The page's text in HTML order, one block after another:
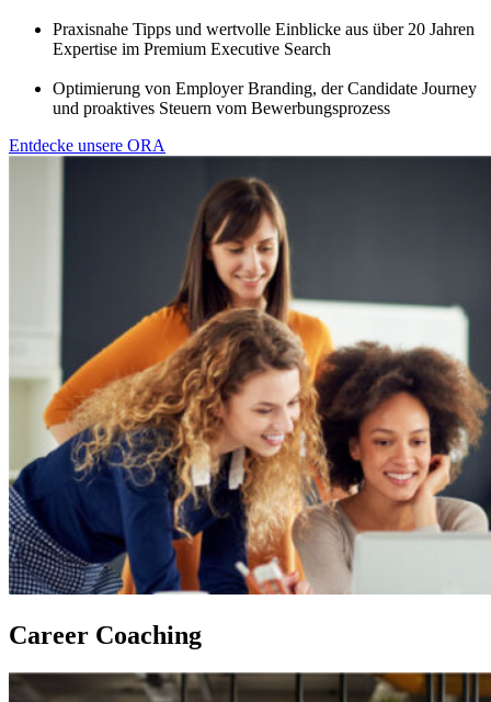
Praxisnahe Tipps und wertvolle Einblicke aus über 20 Jahren
Expertise im Premium Executive Search
Optimierung von Employer Branding, der Candidate Journey
und proaktives Steuern vom Bewerbungsprozess
Entdecke unsere ORA
Career Coaching